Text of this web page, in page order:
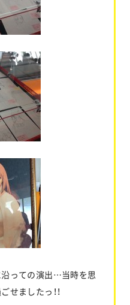
っての演出…当時を思
せましたっ！！